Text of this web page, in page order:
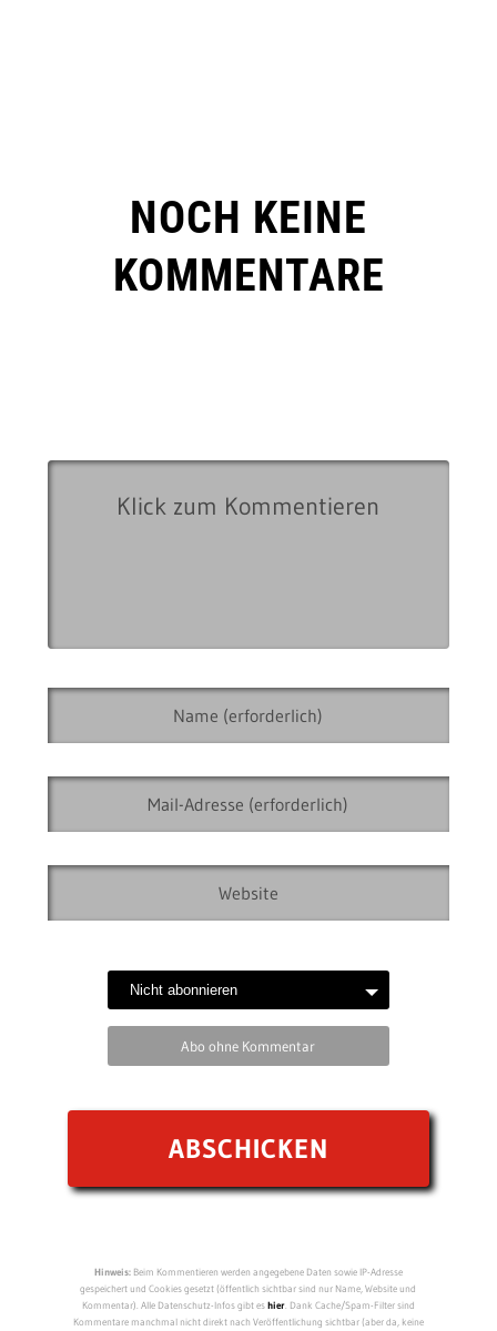
NOCH KEINE
KOMMENTARE
Abo ohne Kommentar
Hinweis:Beim Kommentieren werden angegebene Daten sowie IP-Adresse
gespeichert und Cookies gesetzt (öffentlich sichtbar sind nur Name, Website und
Kommentar). Alle Datenschutz-Infos gibt eshier. Dank Cache/Spam-Filter sind
Kommentare manchmal nicht direkt nach Veröffentlichung sichtbar (aber da, keine